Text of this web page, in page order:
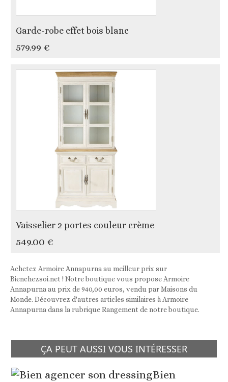
Garde-robe effet bois blanc
579.99 €
Vaisselier 2 portes couleur crème
549.00 €
Achetez Armoire Annapurna au meilleur prix sur
Bienchezsoi.net ! Notre boutique vous propose Armoire
Annapurna au prix de 940,00 euros, vendu par Maisons du
Monde. Découvrez d'autres articles similaires à Armoire
Annapurna dans la rubrique Rangement de notre boutique.
ÇA PEUT AUSSI VOUS INTÉRESSER
Bien